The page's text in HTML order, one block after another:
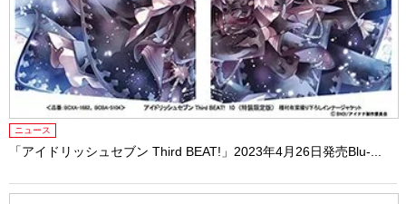
ニュース
「アイドリッシュセブン Third BEAT!」2023年4月26日発売Blu-...